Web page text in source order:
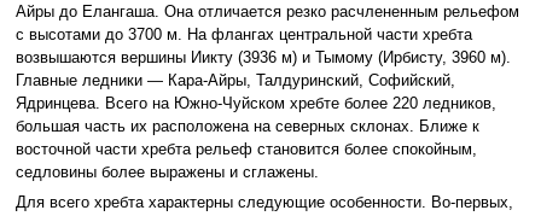
Айры до Елангаша. Она отличается резко расчлененным рельефом
с высотами до 3700 м. На флангах центральной части хребта
возвышаются вершины Иикту (3936 м) и Тымому (Ирбисту, 3960 м).
Главные ледники — Кара-Айры, Талдуринский, Софийский,
Ядринцева. Всего на Южно-Чуйском хребте более 220 ледников,
большая часть их расположена на северных склонах. Ближе к
восточной части хребта рельеф становится более спокойным,
седловины более выражены и сглажены.
Для всего хребта характерны следующие особенности. Во-первых,